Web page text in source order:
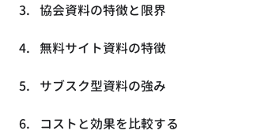
協会資料の特徴と限界
無料サイト資料の特徴
サブスク型資料の強み
コストと効果を比較する